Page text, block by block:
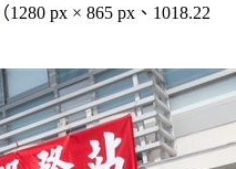
（1280 px × 865 px、1018.22